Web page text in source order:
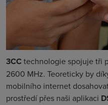
3CCtechnologie spojuje tři
2600 MHz. Teoreticky by
mobilního internet
prostředí přes naši aplikaci